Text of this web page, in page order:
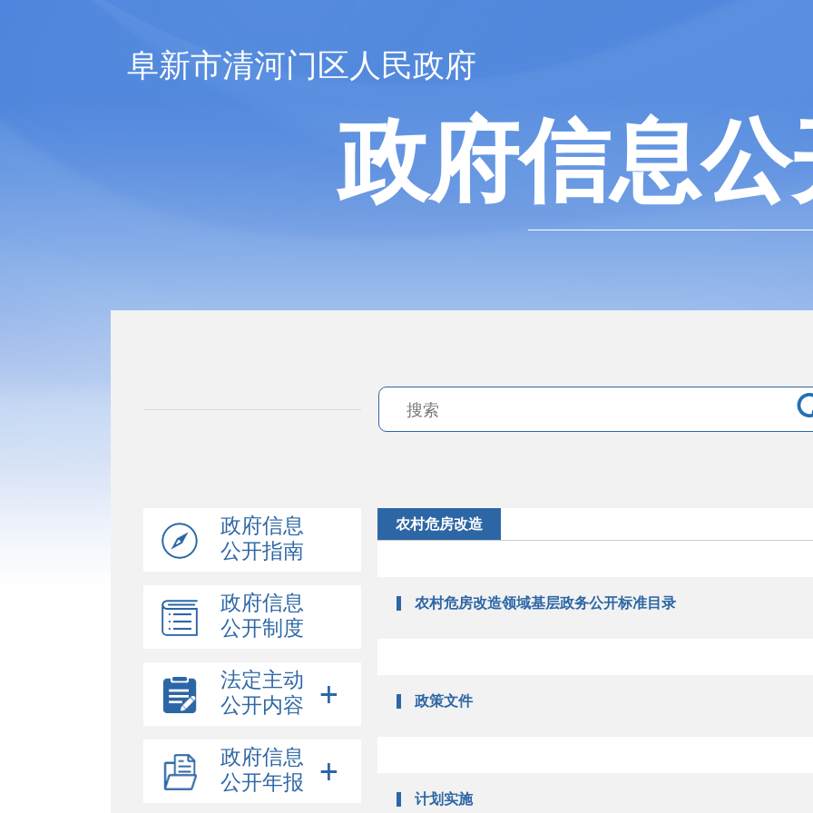
阜新市清河门区人民政府
政府信息公
政府信息
公开指南
政府信息
公开制度
法定主动
公开内容
政府信息
公开年报
农村危房改造
农村危房改造领域基层政务公开标准目录
政策文件
计划实施